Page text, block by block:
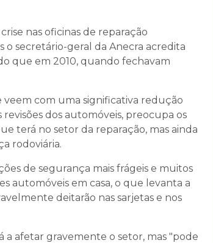
nas oficinas de reparação
secretário-geral da Anecra acredita
que em 2010, quando fechavam
com uma significativa redução
dos automóveis, preocupa os
terá no setor da reparação, mas ainda
rodoviária.
de segurança mais frágeis e muitos
automóveis em casa, o que levanta a
deitarão nas sarjetas e nos
a afetar gravemente o setor, mas "pode